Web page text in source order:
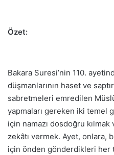
Özet:
Bakara Suresi’nin 110.
düşmanlarının haset ve
sabretmeleri emredilen
yapmaları gereken iki temel
için namazı dosdoğru
zekâtı vermek. Ayet, onlara,
için önden gönderdikleri her